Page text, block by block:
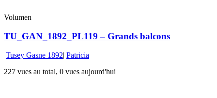
Volumen
TU_GAN_1892_PL119 – Grands balcons
Tusey Gasne 1892| Patricia
227 vues au total, 0 vues aujourd'hui